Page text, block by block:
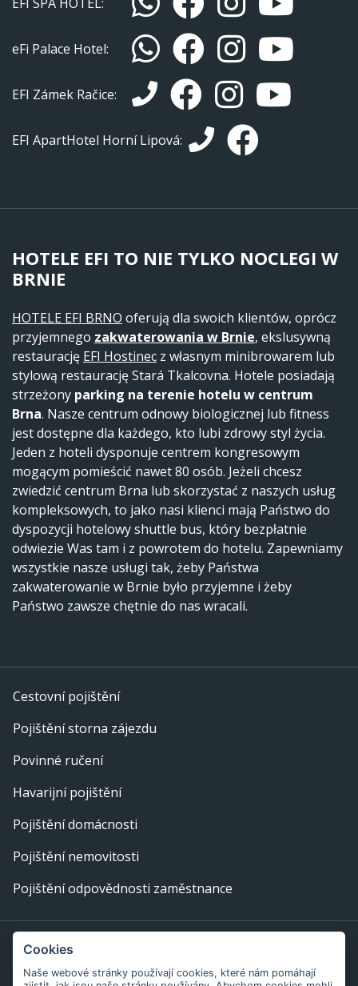
eFi Palace Hotel:
EFI Zámek Račice:
EFI ApartHotel Horní Lipová:
HOTELE EFI TO NIE TYLKO NOCLEGI W
BRNIE
HOTELE EFI BRNO oferują dla swoich klientów, oprócz
przyjemnego zakwaterowania w Brnie, ekslusywną
restaurację EFI Hostinec z własnym minibrowarem lub
stylową restaurację Stará Tkalcovna. Hotele posiadają
strzeżony parking na terenie hotelu w centrum
Brna. Nasze centrum odnowy biologicznej lub fitness
jest dostępne dla każdego, kto lubi zdrowy styl życia.
Jeden z hoteli dysponuje centrem kongresowym
mogącym pomieścić nawet 80 osób. Jeżeli chcesz
zwiedzić centrum Brna lub skorzystać z naszych usług
kompleksowych, to jako nasi klienci mają Państwo do
dyspozycji hotelowy shuttle bus, który bezpłatnie
odwiezie Was tam i z powrotem do hotelu. Zapewniamy
wszystkie nasze usługi tak, żeby Państwa
zakwaterowanie w Brnie było przyjemne i żeby
Państwo zawsze chętnie do nas wracali.
Cestovní pojištění
Pojištění storna zájezdu
Povinné ručení
Havarijní pojištění
Pojištění domácnosti
Pojištění nemovitosti
Pojištění odpovědnosti zaměstnance
Provozovatel webu: eFi Palace, s.r.o., IČ: 29378702,
Cookies
Naše webové stránky používají cookies, které nám pomáhají